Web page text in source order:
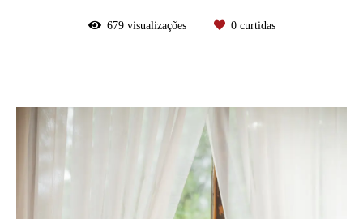
679visualizações 0curtidas